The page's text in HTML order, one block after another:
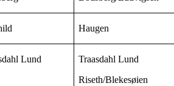
Haugen
Lund
Traasdahl Lund
Riseth/Blekesøien